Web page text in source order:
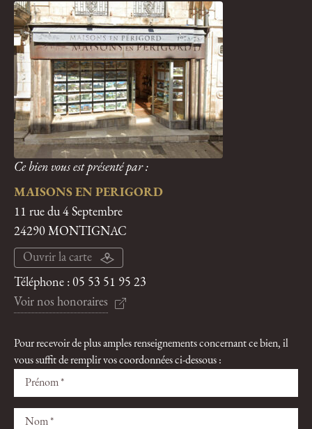
Ce bien vous est présenté par :
MAISONS EN PERIGORD
11 rue du 4 Septembre
24290 MONTIGNAC
Ouvrir la carte
Téléphone : 05 53 51 95 23
Voir nos honoraires
Pour recevoir de plus amples renseignements concernant ce bien, il
vous suffit de remplir vos coordonnées ci-dessous :